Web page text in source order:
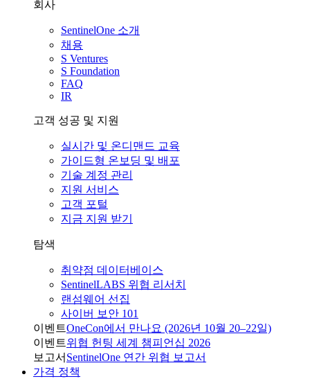
회사
SentinelOne 소개
채용
S Ventures
S Foundation
FAQ
IR
고객 성공 및 지원
실시간 및 온디맨드 교육
가이드형 온보딩 및 배포
기술 계정 관리
지원 서비스
고객 포털
지금 지원 받기
탐색
취약점 데이터베이스
SentinelLABS 위협 리서치
랜섬웨어 선집
사이버 보안 101
이벤트OneCon에서 만나요 (2026년 10월 20–22일)
이벤트위협 헌팅 세계 챔피언십 2026
보고서 SentinelOne 연간 위협 보고서
가격 정책